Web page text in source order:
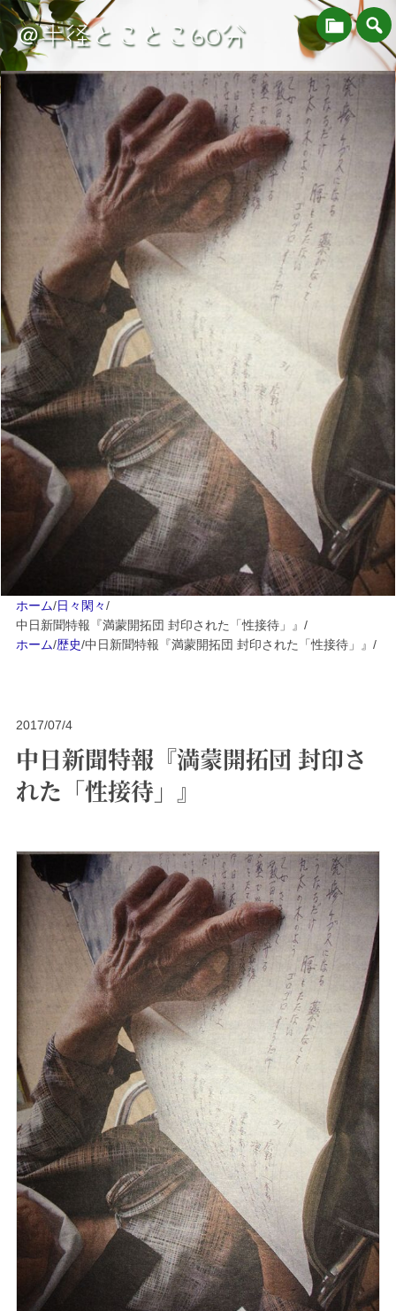
＠半径とことこ60分
ホーム/日々閑々/
中日新聞特報『満蒙開拓団 封印された「性接待」』 /
ホーム/歴史/中日新聞特報『満蒙開拓団 封印された「性接待」』 /
2017/07/4
中日新聞特報『満蒙開拓団 封印さ
れた「性接待」』